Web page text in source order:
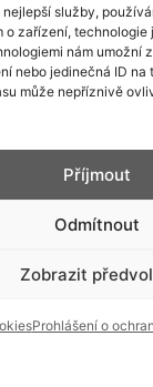
služby,
o zařízení,
nám umožní
nebo jedinečná ID na
může nepříznivě
Příjmout
Odmítnout
Zobrazit
Prohlášení o